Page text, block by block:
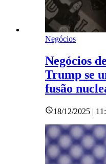
Negócios
Negócios
Trump se
fusão
18/12/2025 |